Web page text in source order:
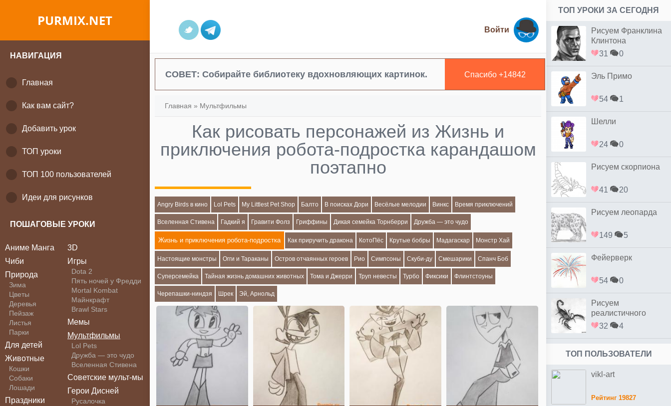
PURMIX.NET
НАВИГАЦИЯ
Главная
Как вам сайт?
Добавить урок
ТОП уроки
ТОП 100 пользователей
Идеи для рисунков
ПОШАГОВЫЕ УРОКИ
Аниме Манга
Чиби
Природа
Зима
Цветы
Деревья
Пейзаж
Листья
Парки
Для детей
Животные
Кошки
Собаки
Лошади
Праздники
3D
Игры
Dota 2
Пять ночей у Фредди
Mortal Kombat
Майнкрафт
Brawl Stars
Мемы
Мультфильмы
Lol Pets
Дружба — это чудо
Вселенная Стивена
Советские мульт-мы
Герои Дисней
Русалочка
Войти
СОВЕТ: Собирайте библиотеку вдохновляющих картинок. Спасибо +14842
Главная » Мультфильмы
Как рисовать персонажей из Жизнь и
приключения робота-подростка карандашом
поэтапно
Angry Birds в кино Lol Pets My Littlest Pet Shop Балто В поисках Дори Весёлые мелодии Винкс Время приключений
Вселенная Стивена Гадкий я Гравити Фолз Гриффины Дикая семейка Торнберри Дружба — это чудо
Жизнь и приключения робота-подростка Как приручить дракона КотоПёс Крутые бобры Мадагаскар Монстр Хай
Настоящие монстры Огги и Тараканы Остров отчаянных героев Рио Симпсоны Скуби-ду Смешарики Спанч Боб
Суперсемейка Тайная жизнь домашних животных Тома и Джерри Труп невесты Турбо Фиксики Флинтстоуны
Черепашки-ниндзя Шрек Эй, Арнольд
ТОП УРОКИ ЗА СЕГОДНЯ
Рисуем Франклина
Клинтона
31
0
Эль Примо
54 1
Шелли
24 0
Рисуем скорпиона
41 20
Рисуем леопарда
149 5
Фейерверк
54 0
Рисуем
реалистичного
скорпиона простым
32 4
ТОП ПОЛЬЗОВАТЕЛИ
vikl-art
Рейтинг 19827